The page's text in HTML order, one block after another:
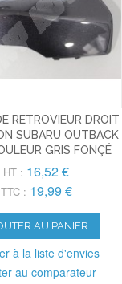
RETROVIEUR DROIT
SUBARU OUTBACK
GRIS FONÇÉ
HT : 16,52 €
TTC : 19,99 €
AU PANIER
à la liste d'envies
au comparateur